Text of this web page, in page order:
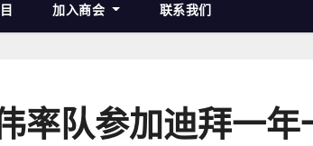
加入商会 联系我们
率队参加迪拜一